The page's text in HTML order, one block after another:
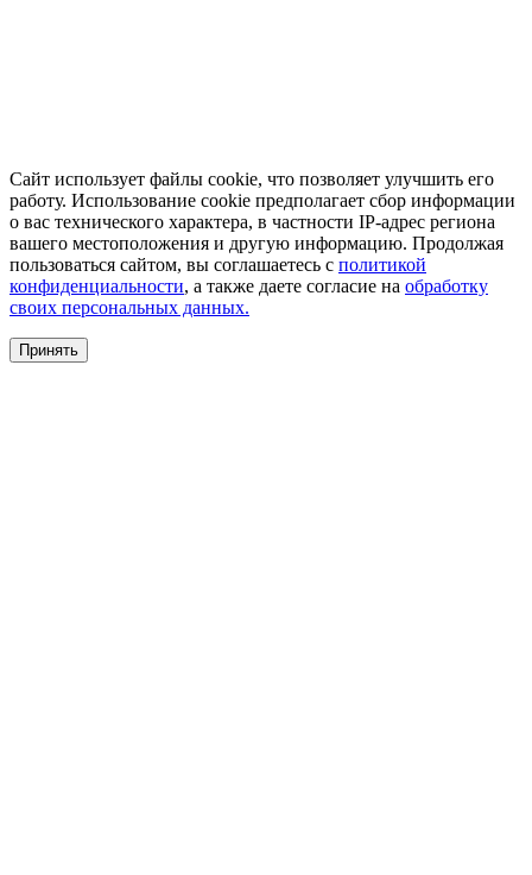
Сайт использует файлы cookie, что позволяет улучшить его
работу. Использование cookie предполагает сбор информации
о вас технического характера, в частности IP-адрес региона
вашего местоположения и другую информацию. Продолжая
пользоваться сайтом, вы соглашаетесь с политикой
конфиденциальности, а также даете согласие на обработку
своих персональных данных.
Принять